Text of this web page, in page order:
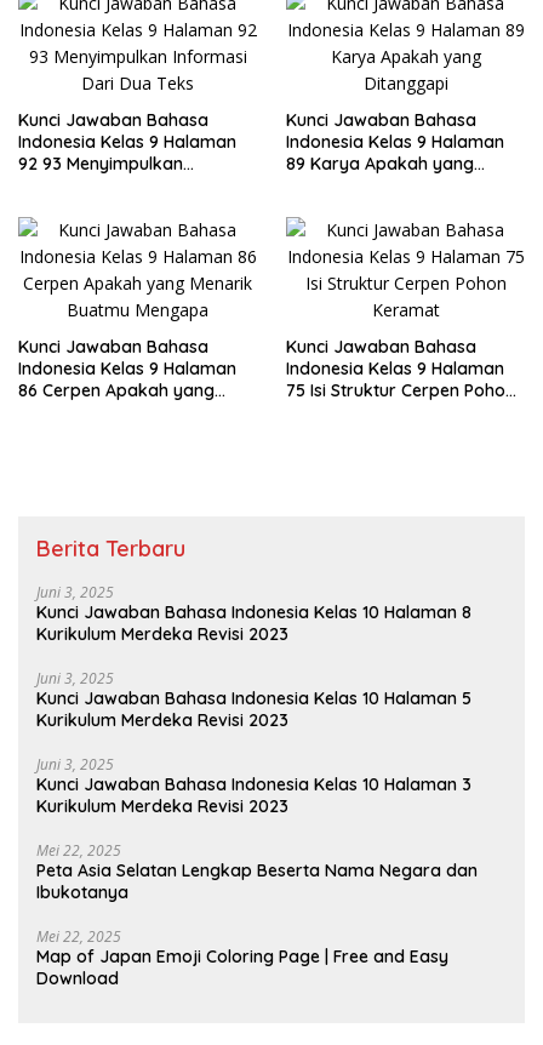
Kunci Jawaban Bahasa
Indonesia Kelas 9 Halaman
92 93 Menyimpulkan
Kunci Jawaban Bahasa
Indonesia Kelas 9 Halaman
89 Karya Apakah yang
Kunci Jawaban Bahasa
Indonesia Kelas 9 Halaman
86 Cerpen Apakah yang
Kunci Jawaban Bahasa
Indonesia Kelas 9 Halaman
75 Isi Struktur Cerpen Pohon
Berita Terbaru
Juni 3, 2025
Kunci Jawaban Bahasa Indonesia Kelas 10 Halaman 8
Kurikulum Merdeka Revisi 2023
Juni 3, 2025
Kunci Jawaban Bahasa Indonesia Kelas 10 Halaman 5
Kurikulum Merdeka Revisi 2023
Juni 3, 2025
Kunci Jawaban Bahasa Indonesia Kelas 10 Halaman 3
Kurikulum Merdeka Revisi 2023
Mei 22, 2025
Peta Asia Selatan Lengkap Beserta Nama Negara dan
Ibukotanya
Mei 22, 2025
Map of Japan Emoji Coloring Page | Free and Easy
Download